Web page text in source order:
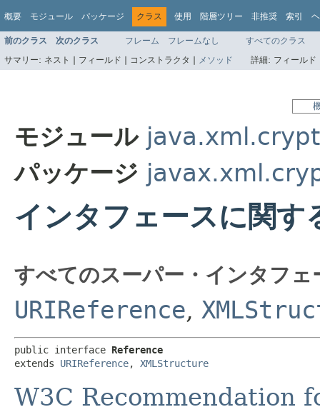
概要 モジュール パッケージ クラス 使用 階層ツリー 非推奨 索引
前のクラス 次のクラス フレーム フレームなし
すべてのクラス
サマリー: ネスト | フィールド | コンストラクタ | メソッド 詳細: フィール
モジュール
パッケージ
インタフェースに関す
すべてのスーパー・インタフェ
URIReference,
public interface Reference
extends URIReference, XMLStructure
W3C Recommendation